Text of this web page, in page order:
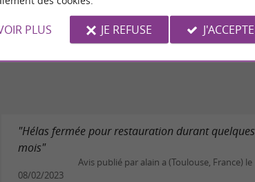
"Hélas fermée pour restauration durant quelques
mois"
Avis publié par alain a (Toulouse, France) le
08/02/2023
PLUS JE REFUSE J'ACCEPTE